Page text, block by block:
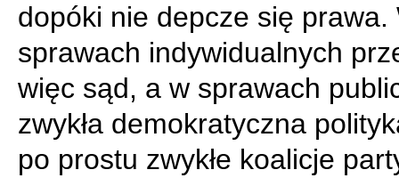
dopóki nie depcze się prawa.
sprawach indywidualnych
więc sąd, a w sprawach
zwykła demokratyczna
po prostu zwykłe koalicje